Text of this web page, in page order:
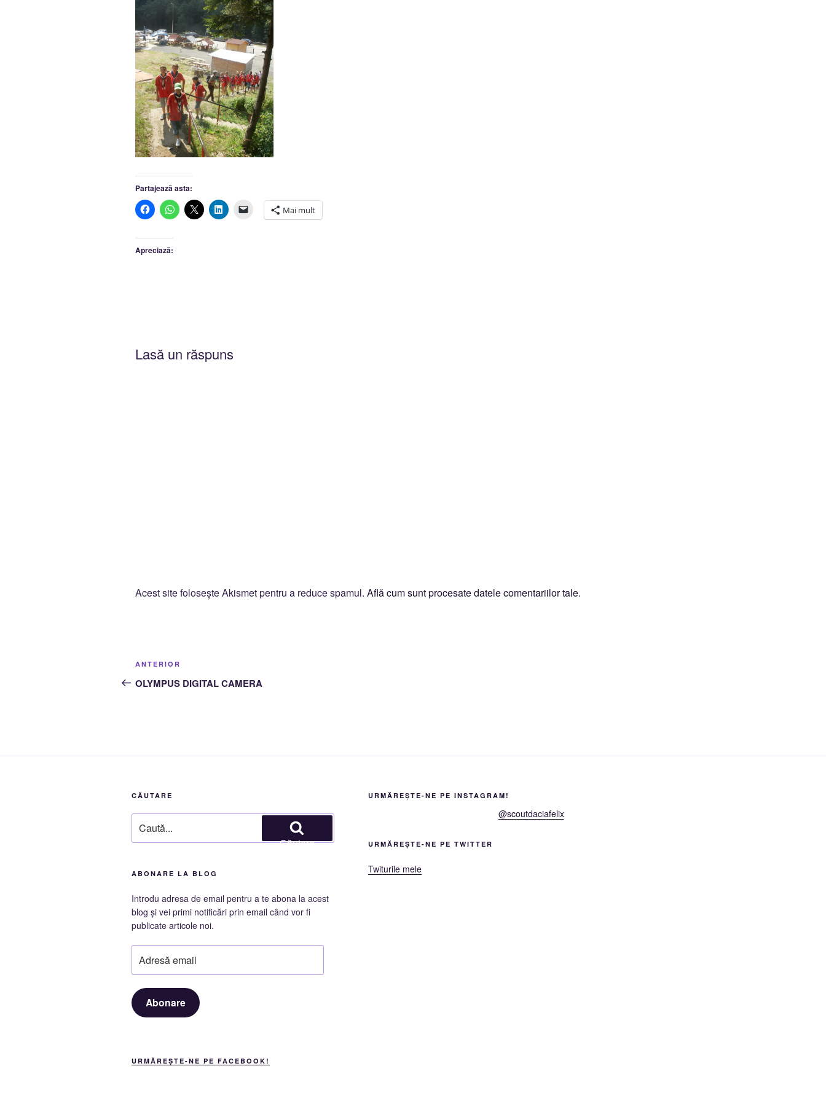
Partajează asta:
Mai mult
Apreciază:
Lasă un răspuns
Acest site folosește Akismet pentru a reduce spamul. Află cum sunt procesate datele comentariilor tale.
Navigare
în
Articolul
anterior
ANTERIOR
OLYMPUS DIGITAL CAMERA
CĂUTARE
după:
Căutare
ABONARE LA BLOG
Introdu adresa de email pentru a te abona la acest
blog și vei primi notificări prin email când vor fi
publicate articole noi.
email
Abonare
URMĂREȘTE-NE PE FACEBOOK!
URMĂREȘTE-NE PE INSTAGRAM!
@scoutdaciafelix
URMĂREȘTE-NE PE TWITTER
Twiturile mele